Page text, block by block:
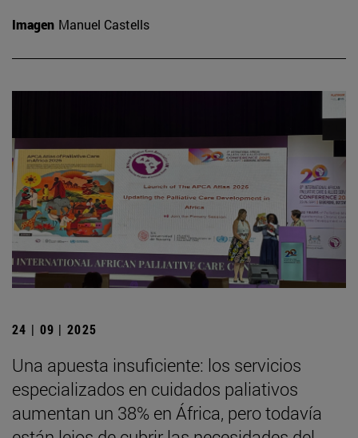
Imagen Manuel Castells
24 | 09 | 2025
Una apuesta insuficiente: los servicios
especializados en cuidados paliativos
aumentan un 38% en África, pero todavía